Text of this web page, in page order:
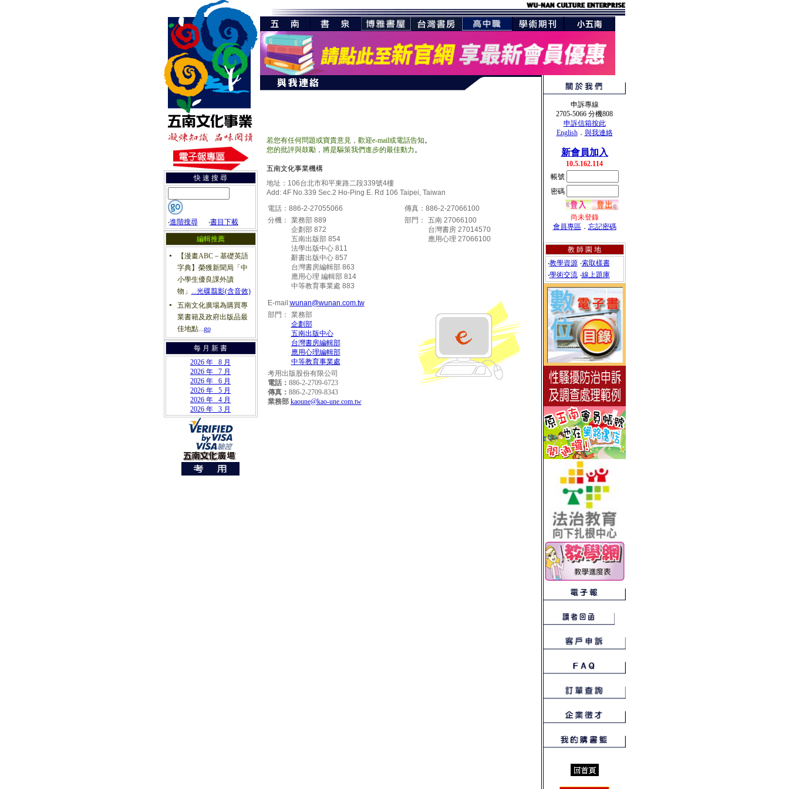
快 速 搜 尋
‧進階搜尋 ‧書目下載
編輯推薦
●
【漫畫ABC－基礎英語
字典】榮獲新聞局「中
小學生優良課外讀
物」 ...光碟翦影(含音效)
●
五南文化廣場為購買專
業書籍及政府出版品最
佳地點...go
每 月 新 書
2026 年 8 月
2026 年 7 月
2026 年 6 月
2026 年 5 月
2026 年 4 月
2026 年 3 月
申訴專線
2705-5066 分機808
申訴信箱按此
English． 與我連絡
新會員加入
10.5.162.114
帳號
密碼
尚未登錄
會員專區 ． 忘記密碼
教 師 園 地
‧教學資源 ‧索取樣書
‧學術交流 ‧線上題庫
若您有任何問題或寶貴意見，歡迎e-mail或電話告知。
您的批評與鼓勵，將是驅策我們進步的最佳動力。
五南文化事業機構
地址： 106台北市和平東路二段339號4樓
Add: 4F No.339 Sec.2 Ho-Ping E. Rd 106 Taipei, Taiwan
電話： 886-2-27055066
分機：
業務部889
企劃部 872
五南出版部 854
法學出版中心 811
辭書出版中心 857
台灣書房編輯部 863
應用心理 編輯部 814
中等教育事業處 883
傳真： 886-2-27066100
部門：
五南 27066100
台灣書房 27014570
應用心理 27066100
E-mail:wunan@wunan.com.tw
部門 ：
業務部
企劃部
五南出版中心
台灣書房編輯部
應用心理編輯部
中等教育事業處
考用出版股份有限公司
電話： 886-2-2709-6723
傳真： 886-2-2709-8343
業務部 kaoune@kao-une.com.tw